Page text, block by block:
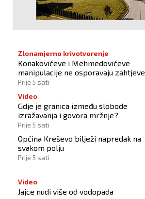
Zlonamjerno krivotvorenje
Konakovićeve i Mehmedovićeve
manipulacije ne osporavaju zahtjeve
Hrvata
Prije 5 sati
Video
Gdje je granica između slobode
izražavanja i govora mržnje?
Prije 5 sati
Općina Kreševo bilježi napredak na
svakom polju
Prije 5 sati
Video
Jajce nudi više od vodopada